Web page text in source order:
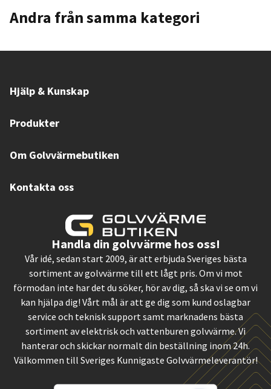
Andra från samma kategori
Hjälp & Kunskap
Produkter
Om Golvvärmebutiken
Kontakta oss
Handla din golvvärme hos oss!
Vår idé, sedan start 2009, är att erbjuda Sveriges bästa
sortiment av golvvärme till ett lågt pris. Om vi mot
förmodan inte har det du söker, hör av dig, så ska vi se om vi
kan hjälpa dig! Vårt mål är att ge dig som kund oslagbar
service och teknisk support samt marknadens bästa
sortiment av elektrisk och vattenburen golvvärme. Vi
hanterar och skickar normalt din beställning inom 24h.
Välkommen till Sveriges Kunnigaste Golvvärmeleverantör!